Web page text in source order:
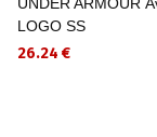
LOGO SS
26.24 €